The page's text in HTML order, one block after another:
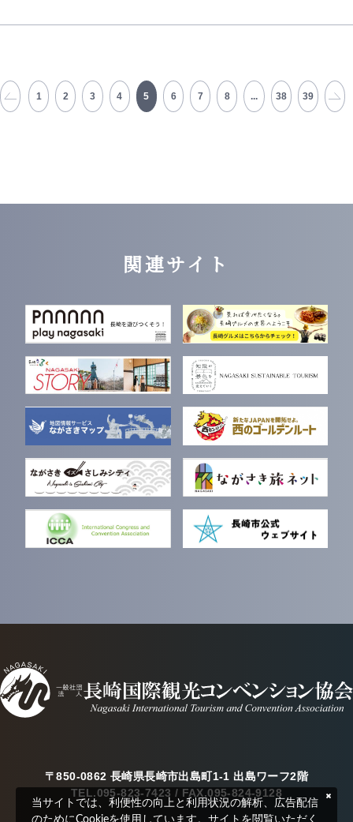
1 2 3 4 5 6 7 8 ... 38 39
関連サイト
〒850-0862 長崎県長崎市出島町1-1 出島ワーフ2階
TEL.095-823-7423 / FAX.095-824-9128
当サイトでは、利便性の向上と利用状況の解析、広告配信
のためにCookieを使用しています。サイトを閲覧いただく